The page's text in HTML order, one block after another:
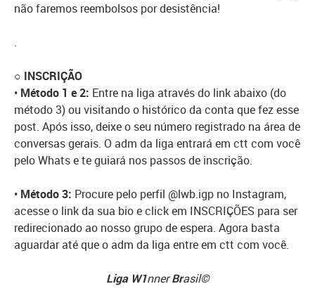
não faremos reembolsos por desistência!
.
○ INSCRIÇÃO
• Método 1 e 2: Entre na liga através do link abaixo (do
método 3) ou visitando o histórico da conta que fez esse
post. Após isso, deixe o seu número registrado na área de
conversas gerais. O adm da liga entrará em ctt com você
pelo Whats e te guiará nos passos de inscrição.
• Método 3: Procure pelo perfil @lwb.igp no Instagram,
acesse o link da sua bio e click em INSCRIÇÕES para ser
redirecionado ao nosso grupo de espera. Agora basta
aguardar até que o adm da liga entre em ctt com você.
Liga W1nnerBrasil©